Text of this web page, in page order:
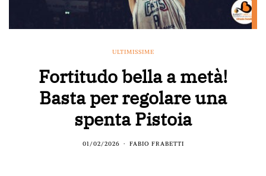
ULTIMISSIME
Fortitudo bella a metà!
Basta per regolare una
spenta Pistoia
01/02/2026 FABIO FRABETTI